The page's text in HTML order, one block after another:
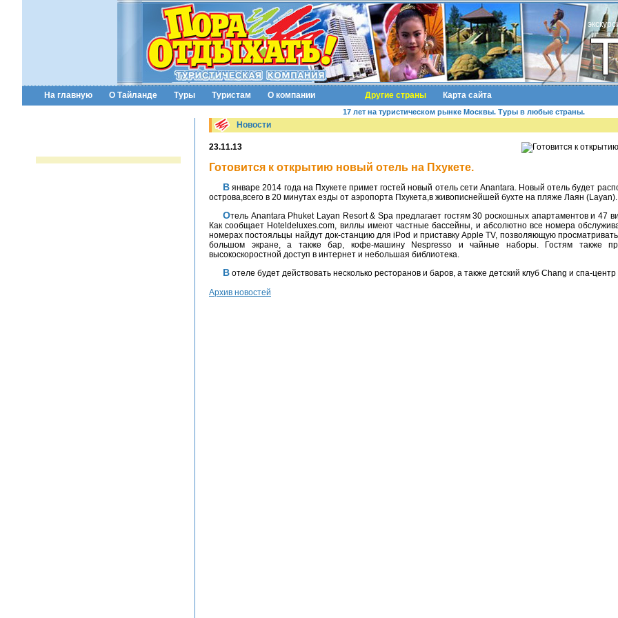
На главную О Тайланде Туры Туристам О компании Другие страны Карта сайта
17 лет на туристическом рынке Москвы. Туры в любые страны.
Новости
23.11.13
Готовится к открытию новый отель на Пхукете.
В январе 2014 года на Пхукете примет гостей новый отель сети Anantara. Новый отель будет расположен на северо-западе
острова,всего в 20 минутах езды от аэропорта Пхукета,в живописнейшей бухте на пляже Лаян (Layan).
Отель Anantara Phuket Layan Resort & Spa предлагает гостям 30 роскошных апартаментов и 47 вилл различных категорий.
Как сообщает Hoteldeluxes.com, виллы имеют частные бассейны, и абсолютно все номера
номерах постояльцы найдут док-станцию для iPod и приставку Apple TV, позволяющую
большом экране, а также бар, кофе-машину Nespresso и чайные наборы. Гостям также
высокоскоростной доступ в интернет и небольшая библиотека.
В отеле будет действовать несколько ресторанов и баров, а также детский клуб Chang и спа-
Архив новостей